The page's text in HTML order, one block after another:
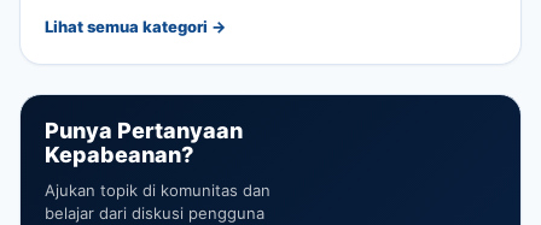
Lihat semua kategori →
Punya Pertanyaan
Kepabeanan?
Ajukan topik di komunitas dan
belajar dari diskusi pengguna